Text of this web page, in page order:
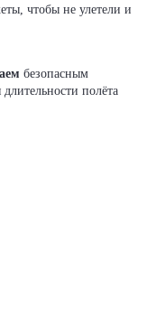
чтобы не улетели и
безопасным
полёта